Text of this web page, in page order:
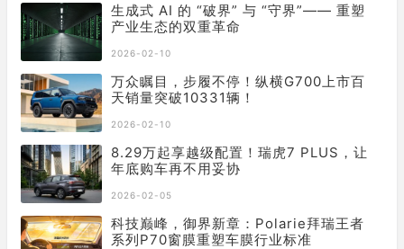
生成式 AI 的 “破界” 与 “守界”—— 重塑
产业生态的双重革命
2026-02-10
万众瞩目，步履不停！纵横G700上市百
天销量突破10331辆！
2026-02-10
8.29万起享越级配置！瑞虎7 PLUS，让
年底购车再不用妥协
2026-02-05
科技巅峰，御界新章：Polarie拜瑞王者
系列P70窗膜重塑车膜行业标准